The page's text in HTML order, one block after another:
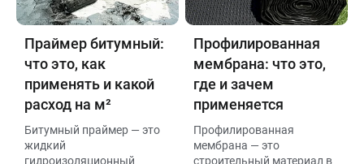
Праймер битумный:
что это, как
применять и какой
расход на м²
Битумный праймер — это
жидкий
гидроизоляционный
Профилированная
мембрана: что это,
где и зачем
применяется
Профилированная
мембрана — это
строительный материал в